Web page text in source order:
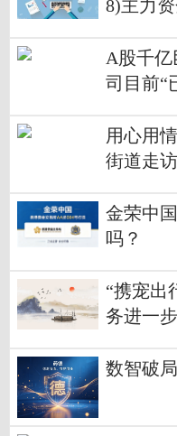
8)主力
A股千亿
司目前“
用心用
街道走
金荣中
吗？
“携宠出
务进一
数智破